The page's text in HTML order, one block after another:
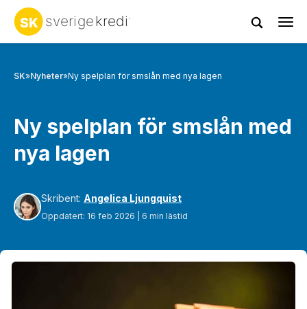
SK»Nyheter»Ny spelplan för smslån med nya lagen
Ny spelplan för smslån med
nya lagen
Skribent: Angelica Ljungquist
Oppdatert: 16 feb 2026 | 6 min lästid